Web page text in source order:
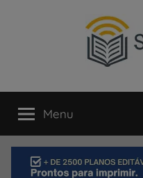
SÓ
ESCOLA
um
portal
direcionado
Menu